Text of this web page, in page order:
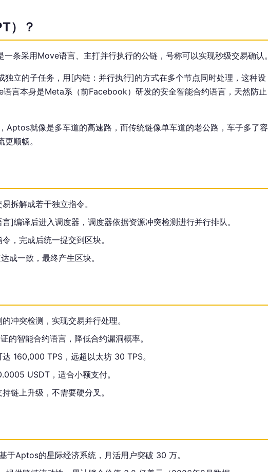
）？
条采用Move语言、主打并行执行的公链，号称可以实现秒级交易确认。
立的子任务，用[内链：并行执行]的方式在多个节点同时处理，这种设
言本身是Meta系（前Facebook）研发的安全智能合约语言，天然防止
Aptos就像是多车道的高速路，而传统链像单车道的老公路，车子多了容
顺畅。
拆解成若干独立指令。
]编译后进入调度器，调度器依据资源冲突检测进行并行排队。
，完成后统一提交到区块。
成一致，最终产生区块。
冲突检测，实现交易并行处理。
的智能合约语言，降低合约漏洞概率。
达 160,000 TPS，远超以太坊 30 TPS。
USDT，适合小额支付。
持链上升级，不需要硬分叉。
Aptos的星际经济系统，月活用户突破 30 万。